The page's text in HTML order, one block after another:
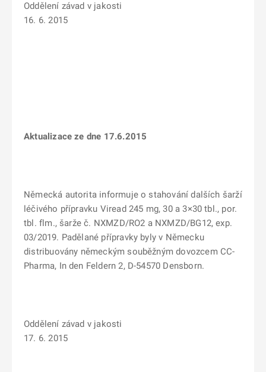
Oddělení závad v jakosti
16. 6. 2015
Aktualizace ze dne 17.6.2015
Německá autorita informuje o stahování dalších šarží
léčivého přípravku Viread 245 mg, 30 a 3×30 tbl., por.
tbl. flm., šarže č. NXMZD/RO2 a NXMZD/BG12, exp.
03/2019. Padělané přípravky byly v Německu
distribuovány německým souběžným dovozcem CC-
Pharma, In den Feldern 2, D-54570 Densborn.
Oddělení závad v jakosti
17. 6. 2015